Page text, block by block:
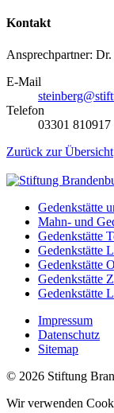
Kontakt
Ansprechpartner:
E-Mail
Telefon
03301 810917
Zurück zur Übersicht
Gedenkstätte
Mahn- und
Gedenkstätte
Gedenkstätte
Gedenkstätte
Gedenkstätte
Gedenkstätte
Impressum
Datenschutz
Sitemap
© 2026 Stiftung
Wir verwenden